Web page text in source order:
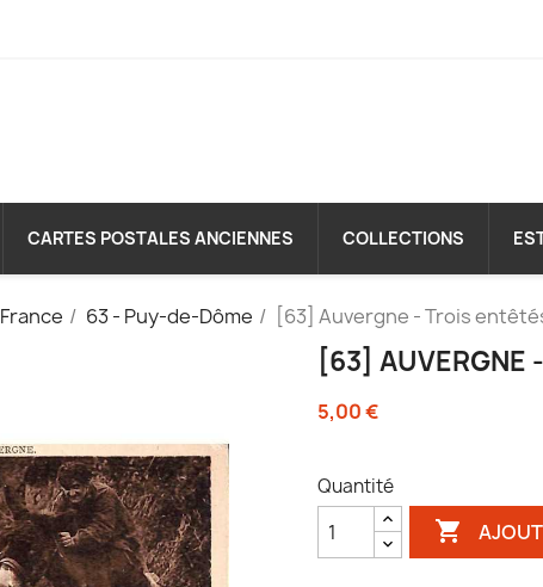
CARTES POSTALES ANCIENNES COLLECTIONS
France 63 - Puy-de-Dôme [63] Auvergne - Trois
[63] AUVERGNE
5,00 €
Quantité
